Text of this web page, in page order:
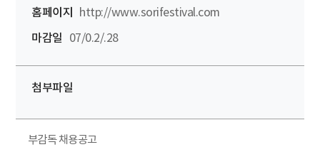
홈페이지
http://www.sorifestival.com
마감일
07/0.2/.28
첨부파일
부감독 채용공고